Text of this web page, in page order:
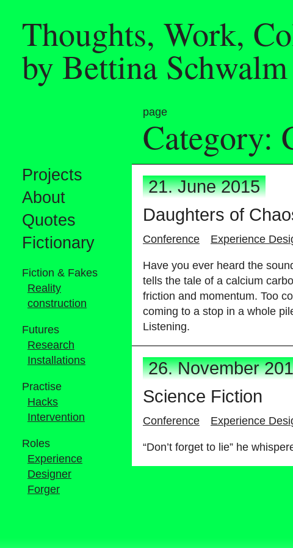
Thoughts, Work,
by Bettina Schwalm
page
Category:
Projects
About
Quotes
Fictionary
Fiction & Fakes
Reality
construction
Futures
Research
Installations
Practise
Hacks
Intervention
Roles
Experience
Designer
Forger
21. June 2015
Daughters of Chao
Conference Experience Desi
Have you ever heard the soun
te s the ta e of a ca cium carbo
friction and momentum. Too co
coming to a stop in a who e pi
Listening.
26. November 201
Science Fiction
Conference Experience Desi
“Don’t forget to ie” he whisper